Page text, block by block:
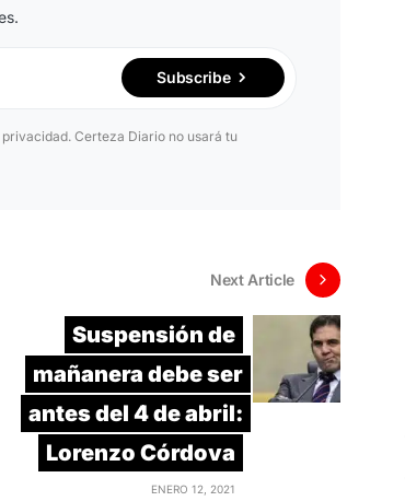
Subscribe
Certeza Diario no usará tu
Next Article
Suspensión de
mañanera debe ser
antes del 4 de abril:
Lorenzo Córdova
ENERO 12, 2021